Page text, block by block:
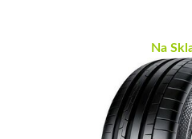
Na